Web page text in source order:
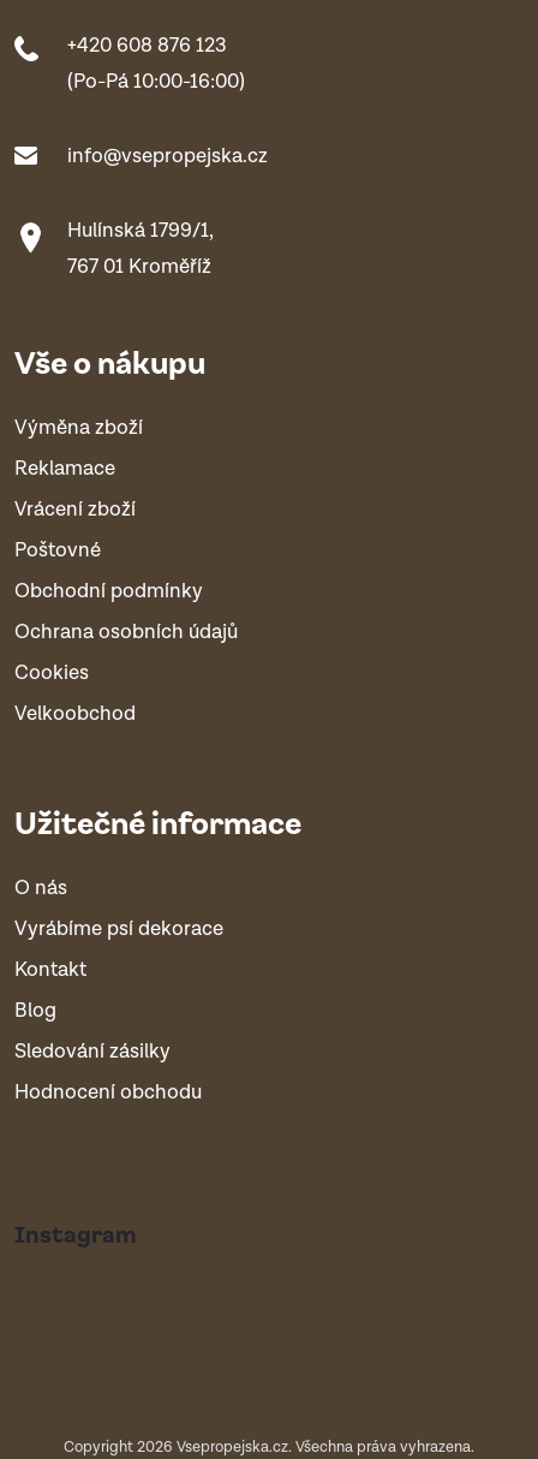
+420 608 876 123
(Po-Pá 10:00-16:00)
info@vsepropejska.cz
Hulínská 1799/1,
767 01 Kroměříž
Vše o nákupu
Výměna zboží
Reklamace
Vrácení zboží
Poštovné
Obchodní podmínky
Ochrana osobních údajů
Cookies
Velkoobchod
Užitečné informace
O nás
Vyrábíme psí dekorace
Kontakt
Blog
Sledování zásilky
Hodnocení obchodu
Instagram
Copyright 2026 Vsepropejska.cz. Všechna práva vyhrazena.